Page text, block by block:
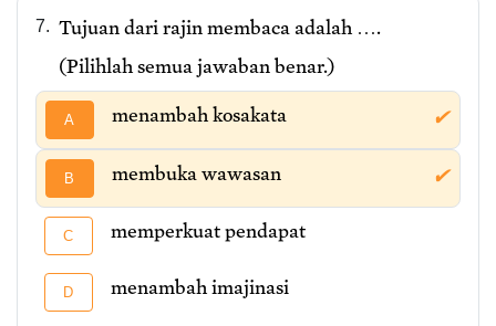
7. Tujuan dari rajin membaca adalah ….
(Pilihlah semua jawaban benar.)
A ✔
menambah kosakata
B ✔
membuka wawasan
C memperkuat pendapat
D menambah imajinasi